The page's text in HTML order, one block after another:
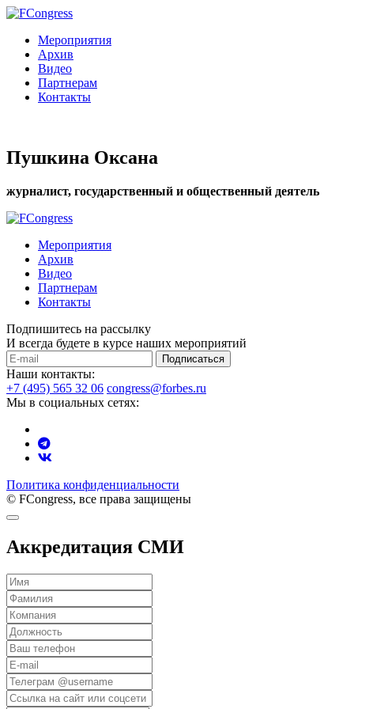
Мероприятия
Архив
Видео
Партнерам
Контакты
Пушкина Оксана
журналист, государственный и общественный деятель
Мероприятия
Архив
Видео
Партнерам
Контакты
Подпишитесь на рассылку
И всегда будете в курсе наших мероприятий
Подписаться
Наши контакты:
+7 (495) 565 32 06 congress@forbes.ru
Мы в социальных сетях:
Политика конфиденциальности
© FCongress, все права защищены
Аккредитация СМИ